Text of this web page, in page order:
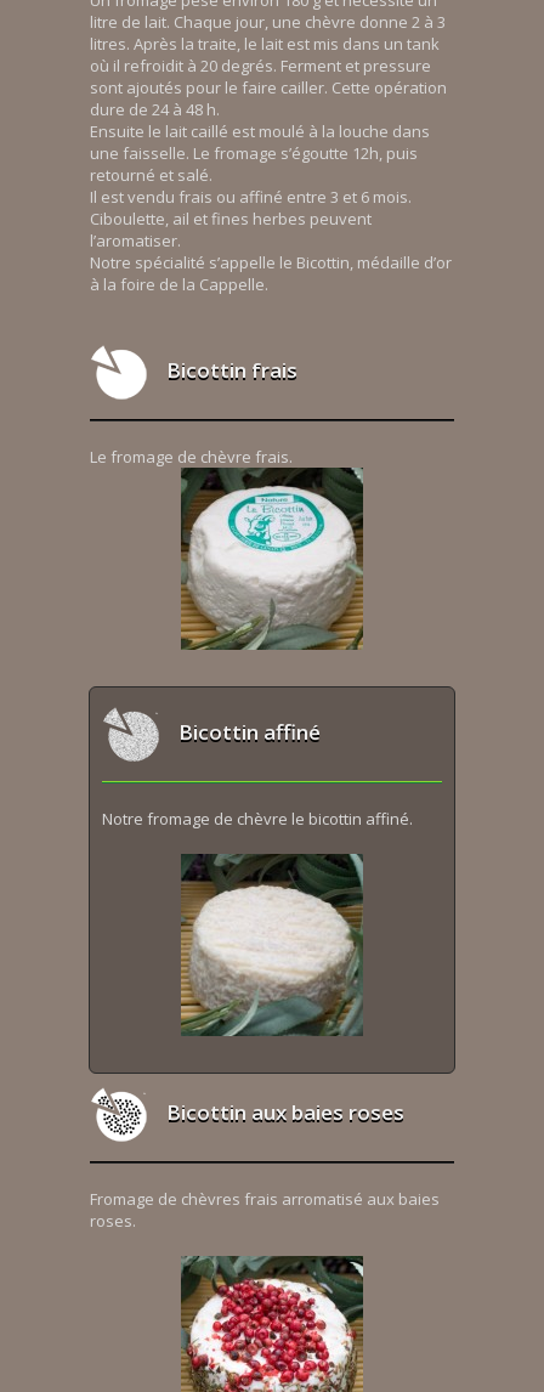
litre de lait. Chaque jour, une chèvre donne 2 à 3
litres. Après la traite, le lait est mis dans un tank
où il refroidit à 20 degrés. Ferment et pressure
sont ajoutés pour le faire cailler. Cette opération
dure de 24 à 48 h.
Ensuite le lait caillé est moulé à la louche dans
une faisselle. Le fromage s’égoutte 12h, puis
retourné et salé.
Il est vendu frais ou affiné entre 3 et 6 mois.
Ciboulette, ail et fines herbes peuvent
l’aromatiser.
Notre spécialité s’appelle le Bicottin, médaille d’or
à la foire de la Cappelle.
Bicottin frais
Le fromage de chèvre frais.
Bicottin affiné
Notre fromage de chèvre le bicottin affiné.
Bicottin aux baies roses
Fromage de chèvres frais arromatisé aux baies
roses.